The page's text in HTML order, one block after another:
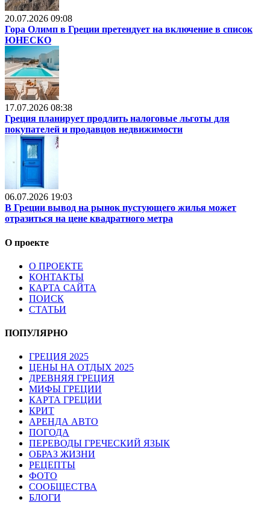
20.07.2026 09:08
Гора Олимп в Греции претендует на включение в список
ЮНЕСКО
17.07.2026 08:38
Греция планирует продлить налоговые льготы для
покупателей и продавцов недвижимости
06.07.2026 19:03
В Греции вывод на рынок пустующего жилья может
отразиться на цене квадратного метра
О проекте
О ПРОЕКТЕ
КОНТАКТЫ
КАРТА САЙТА
ПОИСК
СТАТЬИ
ПОПУЛЯРНО
ГРЕЦИЯ 2025
ЦЕНЫ НА ОТДЫХ 2025
ДРЕВНЯЯ ГРЕЦИЯ
МИФЫ ГРЕЦИИ
КАРТА ГРЕЦИИ
КРИТ
АРЕНДА АВТО
ПОГОДА
ПЕРЕВОДЫ ГРЕЧЕСКИЙ ЯЗЫК
ОБРАЗ ЖИЗНИ
РЕЦЕПТЫ
ФОТО
СООБЩЕСТВА
БЛОГИ